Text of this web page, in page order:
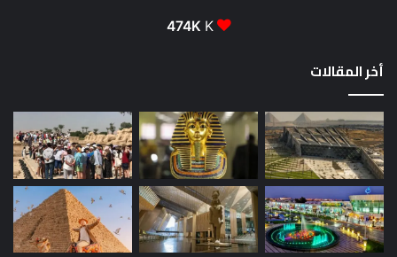
474K K
أخر المقالات